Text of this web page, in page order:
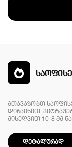
გთავაზობთ
დიზაინით.
მიხედვით 10-8 მმ
დეტალურად